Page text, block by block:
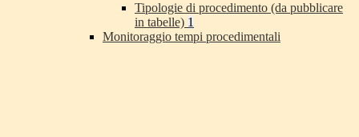
Tipologie di procedimento (da pubblicare
in tabelle) 1
Monitoraggio tempi procedimentali